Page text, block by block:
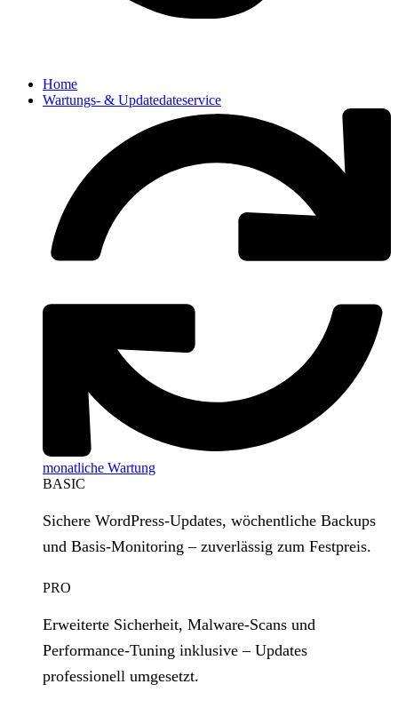
Home
Wartungs- & Updatedateservice
monatliche Wartung
BASIC
Sichere WordPress‑Updates, wöchentliche Backups
und Basis‑Monitoring – zuverlässig zum Festpreis.
PRO
Erweiterte Sicherheit, Malware‑Scans und
Performance‑Tuning inklusive – Updates
professionell umgesetzt.